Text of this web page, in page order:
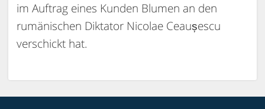
im Auftrag eines Kunden Blumen an den
rumänischen Diktator Nicolae Ceaușescu
verschickt hat.